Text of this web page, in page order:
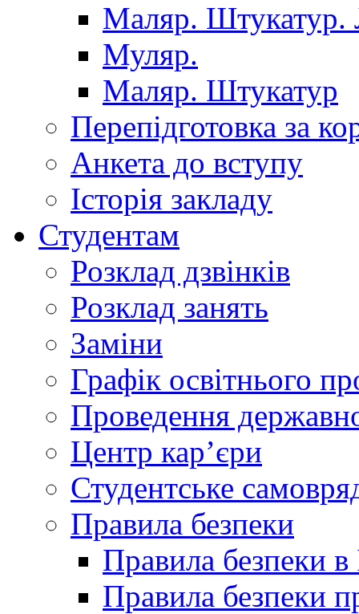
Маляр. Штукатур.
Муляр.
Маляр. Штукатур
Перепідготовка за
Анкета до вступу
Історія закладу
Студентам
Розклад дзвінків
Розклад занять
Заміни
Графік освітнього
Проведення
Центр кар’єри
Студентське
Правила безпеки
Правила безпеки в
Правила безпеки